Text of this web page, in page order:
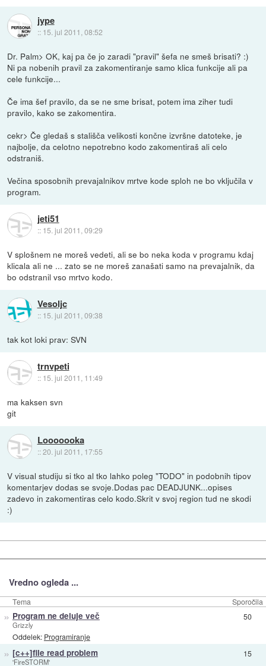
jype
:: 15. jul 2011, 08:52
Dr. Palm> OK, kaj pa če jo zaradi "pravil" šefa ne smeš brisati? :)
Ni pa nobenih pravil za zakomentiranje samo klica funkcije ali pa
cele funkcije...
Če ima šef pravilo, da se ne sme brisat, potem ima ziher tudi
pravilo, kako se zakomentira.
cekr> Če gledaš s stališča velikosti končne izvršne datoteke, je
najbolje, da celotno nepotrebno kodo zakomentiraš ali celo
odstraniš.
Večina sposobnih prevajalnikov mrtve kode sploh ne bo vključila v
program.
jeti51
:: 15. jul 2011, 09:29
V splošnem ne moreš vedeti, ali se bo neka koda v programu kdaj
klicala ali ne ... zato se ne moreš zanašati samo na prevajalnik, da
bo odstranil vso mrtvo kodo.
Vesoljc
:: 15. jul 2011, 09:38
tak kot loki prav: SVN
trnvpeti
:: 15. jul 2011, 11:49
ma kaksen svn
git
Looooooka
::20. jul 2011, 17:55
V visual studiju si tko al tko lahko poleg "TODO" in podobnih tipov
komentarjev dodas se svoje.Dodas pac DEADJUNK...opises
zadevo in zakomentiras celo kodo.Skrit v svoj region tud ne skodi
:)
Vredno ogleda ...
Tema Sporočila
» Program ne deluje več
Grizzly
Oddelek: Programiranje
50
» [c++]file read problem
'FireSTORM'
15